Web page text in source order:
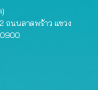
ถนนลาดพร้าว แขวง